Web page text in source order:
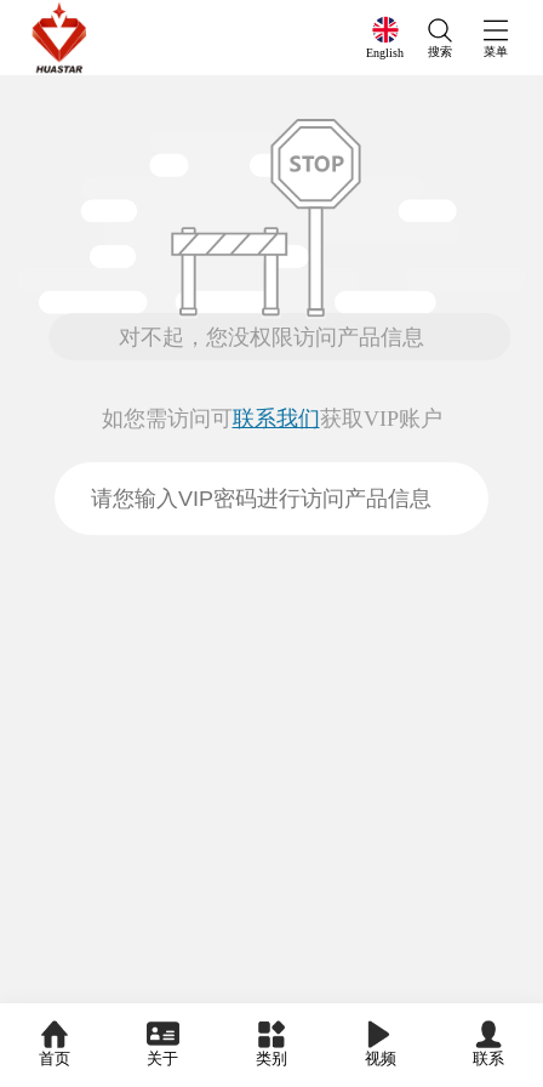
首页 关于 类别 视频 联系
English 搜索 菜单
对不起，您没权限访问产品信息
如您需访问可联系我们获取VIP账户